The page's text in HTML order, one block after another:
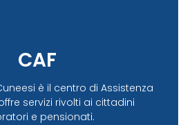
CAF
è il centro di Assistenza
servizi rivolti ai cittadini
e pensionati.